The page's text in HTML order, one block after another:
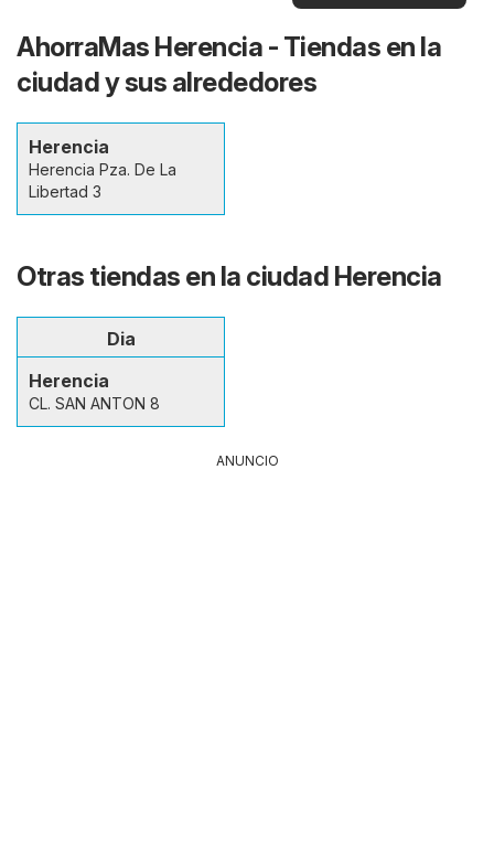
AhorraMas Herencia - Tiendas en la
ciudad y sus alrededores
Herencia
Herencia Pza. De La
Libertad 3
Otras tiendas en la ciudad Herencia
Dia
Herencia
CL. SAN ANTON 8
ANUNCIO